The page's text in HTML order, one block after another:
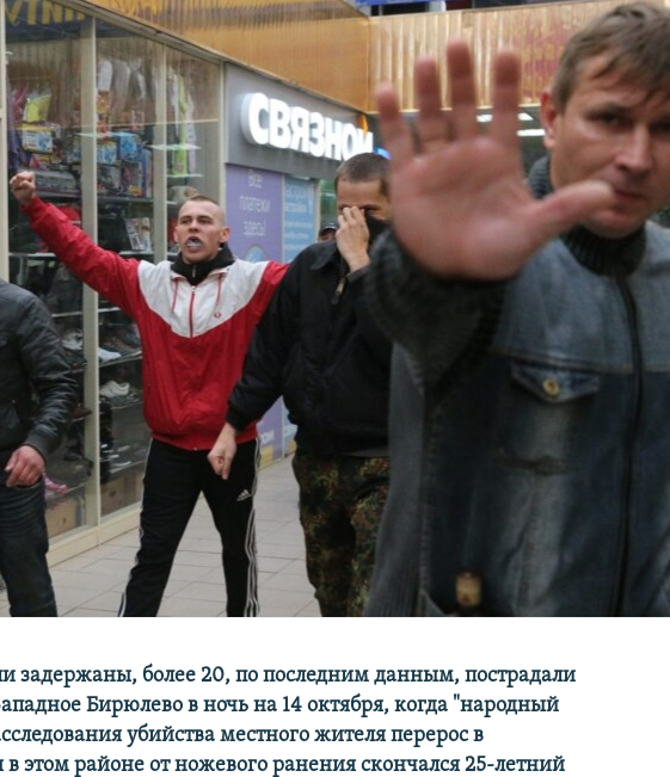
задержаны, более 20, по последним данным, пострадали
Бирюлево в ночь на 14 октября, когда "народный
убийства местного жителя перерос в
в этом районе от ножевого ранения скончался 25-летний